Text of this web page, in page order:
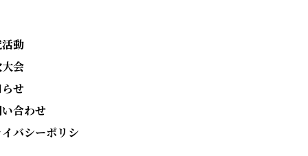
動
会
せ
合わせ
バシーポリシ